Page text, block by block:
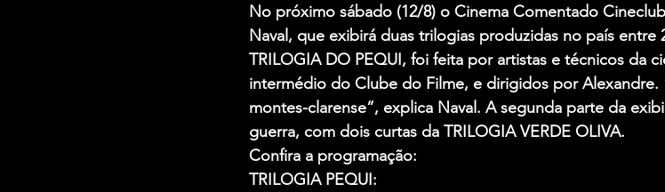
No próximo sábado (12/8) o Cinema Comentado
Naval, que exibirá duas trilogias produzidas no país entre
TRILOGIA DO PEQUI, foi feita por artistas e técnicos da
intermédio do Clube do Filme, e dirigidos por Alexandre.
montes-clarense”, explica Naval. A segunda parte da
guerra, com dois curtas da TRILOGIA VERDE OLIVA.
Confira a programação:
TRILOGIA PEQUI: